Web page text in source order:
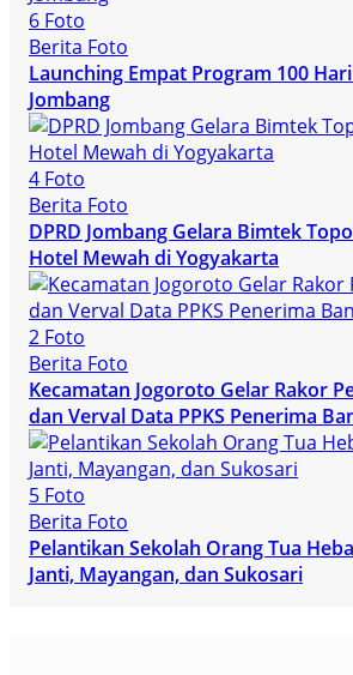
6 Foto
Berita Foto
Launching Empat Program 100
Jombang
4 Foto
Berita Foto
DPRD Jombang Gelara Bimtek
Hotel Mewah di Yogyakarta
2 Foto
Berita Foto
Kecamatan Jogoroto Gelar Rakor
dan Verval Data PPKS Penerima
5 Foto
Berita Foto
Pelantikan Sekolah Orang Tua
Janti, Mayangan, dan Sukosari